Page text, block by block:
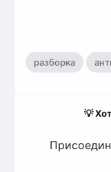
разборка
💡